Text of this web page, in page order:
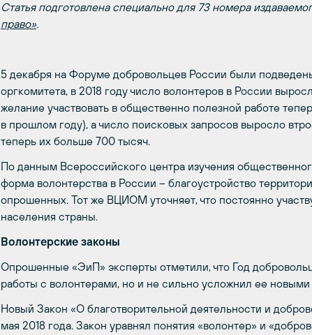
Статья подготовлена специально для 73 номера
право».
5 декабря на Форуме добровольцев России были
оргкомитета, в 2018 году число волонтеров в России
желание участвовать в общественно полезной работе
в прошлом году), а число поисковых запросов выросло
теперь их больше 700 тысяч.
По данным Всероссийского центра изучения
форма волонтерства в России – благоустройство
опрошенных. Тот же ВЦИОМ уточняет, что постоянно
населения страны.
Волонтерские законы
Опрошенные «ЭиП» эксперты отметили, что Год
работы с волонтерами, но и не сильно усложнил ее
Новый Закон «О благотворительной деятельности и
мая 2018 года. Закон уравнял понятия «волонтер» и